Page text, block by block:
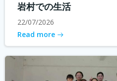
岩村での生活
22/07/2026
Read more